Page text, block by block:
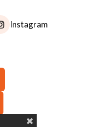
Instagram